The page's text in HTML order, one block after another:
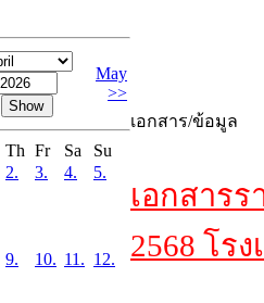
May
>>
Th Fr Sa
Su
2. 3. 4. 5.
9. 10. 11. 12.
เอกสาร/ข้อมูล
เอกสาร
2568 โร